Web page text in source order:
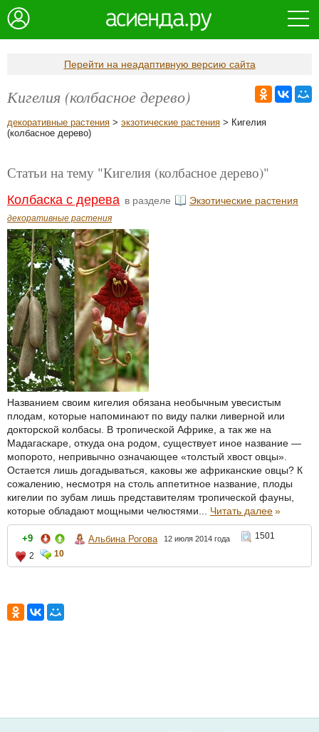
Перейти на неадаптивную версию сайта
Кигелия (колбасное дерево)
декоративные растения > экзотические растения > Кигелия
(колбасное дерево)
Статьи на тему "Кигелия (колбасное дерево)"
Колбаска с дерева в разделе Экзотические растения
декоративные растения
Названием своим кигелия обязана необычным увесистым
плодам, которые напоминают по виду палки ливерной или
докторской колбасы. В тропической Африке, а так же на
Мадагаскаре, откуда она родом, существует иное название —
мопорото, непривычно означающее «толстый хвост овцы».
Остается лишь догадываться, каковы же африканские овцы? К
сожалению, несмотря на столь аппетитное название, плоды
кигелии по зубам лишь представителям тропической фауны,
которые обладают мощными челюстями... Читать далее»
+9 Альбина Рогова 12 июля 2014 года
1501
2
10